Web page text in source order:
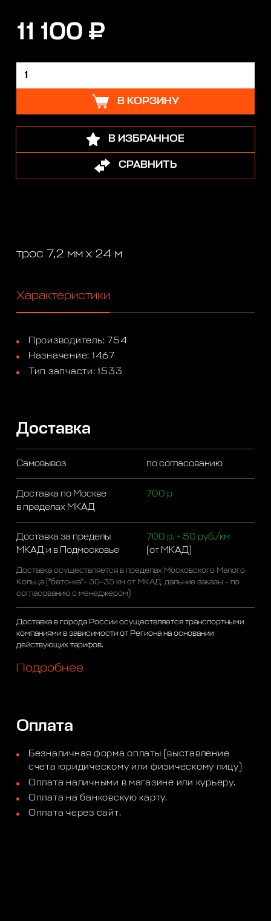
11 100 ₽
В КОРЗИНУ
В ИЗБРАННОЕ
СРАВНИТЬ
трос 7,2 мм х 24 м
Характеристики
Производитель: 754
Назначение: 1467
Тип запчасти: 1533
Доставка
Самовывоз по согласованию
Доставка по Москве
в пределах МКАД
700 р
Доставка за пределы
МКАД и в Подмосковье
700 р. + 50 руб./км
(от МКАД)
Доставка осуществляется в пределах Московского Малого
Кольца ("бетонка"- 30-35 км от МКАД, дальние заказы - по
согласованию с менеджером)
Доставка в города России осуществляется транспортными
компаниями в зависимости от Региона на основании
действующих тарифов.
Подробнее
Оплата
Безналичная форма оплаты (выставление
счета юридическому или физическому лицу)
Оплата наличными в магазине или курьеру.
Оплата на банковскую карту.
Оплата через сайт.